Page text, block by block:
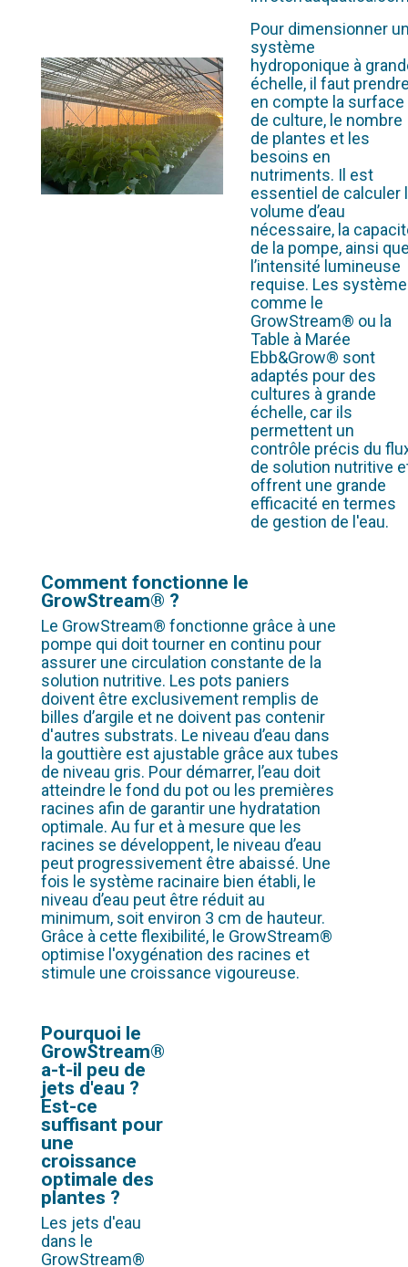
Pour dimensionner
système
hydroponique à
échelle, il faut
en compte la surface
de culture, le nombre
de plantes et les
besoins en
nutriments. Il est
essentiel de calculer
volume d’eau
nécessaire, la
de la pompe, ainsi
l’intensité lumineuse
requise. Les
comme le
GrowStream® ou la
Table à Marée
Ebb&Grow® sont
adaptés pour des
cultures à grande
échelle, car ils
permettent un
contrôle précis du
de solution nutritive
offrent une grande
efficacité en termes
de gestion de l'eau.
Comment fonctionne le
GrowStream® ?
Le GrowStream® fonctionne grâce à une
pompe qui doit tourner en continu pour
assurer une circulation constante de la
solution nutritive. Les pots paniers
doivent être exclusivement remplis de
billes d’argile et ne doivent pas contenir
d'autres substrats. Le niveau d’eau dans
la gouttière est ajustable grâce aux tubes
de niveau gris. Pour démarrer, l’eau doit
atteindre le fond du pot ou les premières
racines afin de garantir une hydratation
optimale. Au fur et à mesure que les
racines se développent, le niveau d’eau
peut progressivement être abaissé. Une
fois le système racinaire bien établi, le
niveau d’eau peut être réduit au
minimum, soit environ 3 cm de hauteur.
Grâce à cette flexibilité, le GrowStream®
optimise l'oxygénation des racines et
stimule une croissance vigoureuse.
Pourquoi le
GrowStream®
a-t-il peu de
jets d'eau ?
Est-ce
suffisant pour
une
croissance
optimale des
plantes ?
Les jets d'eau
dans le
GrowStream®